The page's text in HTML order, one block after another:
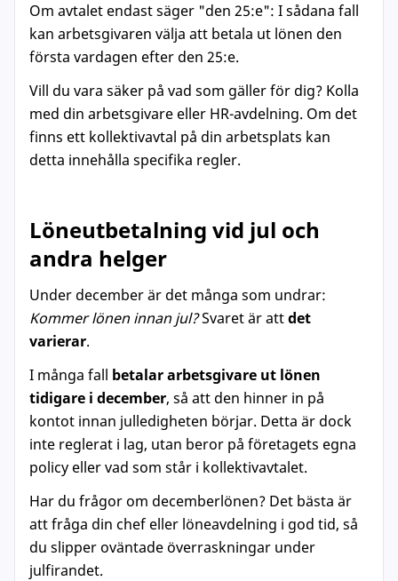
Om avtalet endast säger "den 25:e": I sådana fall
kan arbetsgivaren välja att betala ut lönen den
första vardagen efter den 25:e.
Vill du vara säker på vad som gäller för dig? Kolla
med din arbetsgivare eller HR-avdelning. Om det
finns ett kollektivavtal på din arbetsplats kan
detta innehålla specifika regler.
Löneutbetalning vid jul och
andra helger
Under december är det många som undrar:
Kommer lönen innan jul?Svaret är attdet
varierar.
I många fall betalar arbetsgivare ut lönen
tidigare i december, så att den hinner in på
kontot innan julledigheten börjar. Detta är dock
inte reglerat i lag, utan beror på företagets egna
policy eller vad som står i kollektivavtalet.
Har du frågor om decemberlönen? Det bästa är
att fråga din chef eller löneavdelning i god tid, så
du slipper oväntade överraskningar under
julfirandet.